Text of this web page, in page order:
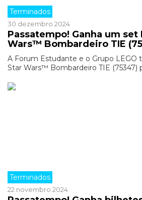
Terminados
30 dezembro 2024
Passatempo! Ganha um set
Wars™ Bombardeiro TIE
A Forum Estudante e o Grupo LEGO
Star Wars™ Bombardeiro TIE (75347)
Terminados
22 novembro 2024